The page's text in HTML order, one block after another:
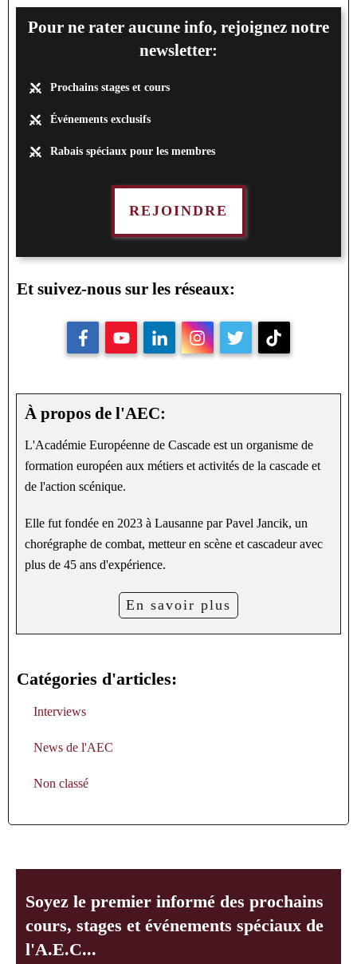
Pour ne rater aucune info, rejoignez notre
newsletter:
Prochains stages et cours
Événements exclusifs
Rabais spéciaux pour les membres
REJOINDRE
Et suivez-nous sur les réseaux:
À propos de l'AEC:
L'Académie Européenne de Cascade est un organisme de
formation européen aux métiers et activités de la cascade et
de l'action scénique.
Elle fut fondée en 2023 à Lausanne par Pavel Jancik, un
chorégraphe de combat, metteur en scène et cascadeur avec
plus de 45 ans d'expérience.
En savoir plus
Catégories d'articles:
Interviews
News de l'AEC
Non classé
Soyez le premier informé des prochains
cours, stages et événements spéciaux de
l'A.E.C...